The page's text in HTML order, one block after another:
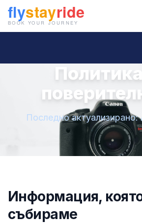
Последно актуализирано:
Информация,
събираме